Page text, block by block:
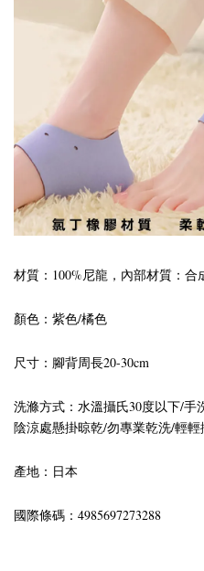
材質：100%尼龍，內部材質：合
顏色：紫色/橘色
尺寸：腳背周長20-30cm
洗滌方式：水溫攝氏30度以下/
陰涼處懸掛晾乾/勿專業乾洗/輕
產地：日本
國際條碼：4985697273288